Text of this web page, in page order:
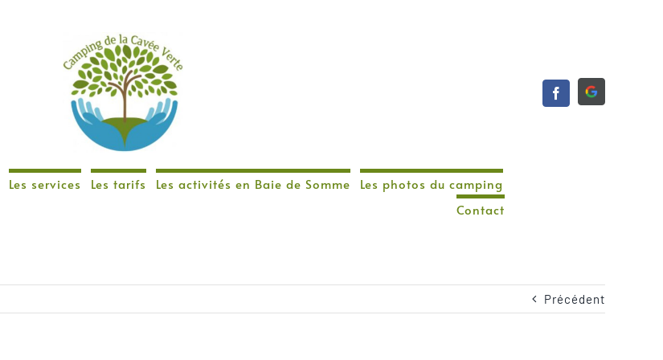
Les services Les tarifs Les activités en Baie de Somme
Les photos du camping
Contact
Précédent